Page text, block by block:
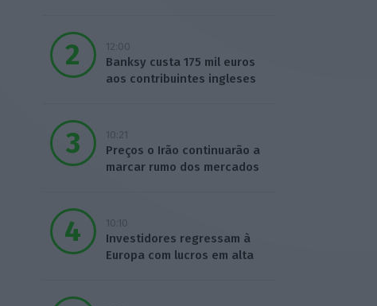
12:00
Banksy custa 175 mil euros
aos contribuintes ingleses
10:21
Preços o Irão continuarão a
marcar rumo dos mercados
10:10
Investidores regressam à
Europa com lucros em alta